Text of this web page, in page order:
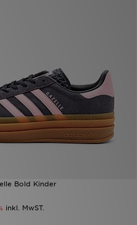
Bold Kinder
inkl. MwST.